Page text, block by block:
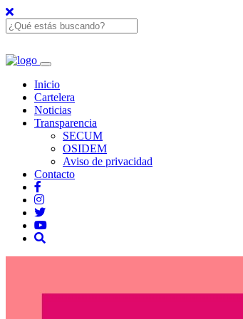
Inicio
Cartelera
Noticias
Transparencia
SECUM
OSIDEM
Aviso de privacidad
Contacto